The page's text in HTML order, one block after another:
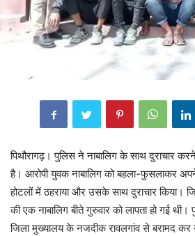
पिथौरागढ़। पुलिस ने नाबालिग के साथ दुराचार
है। आरोपी युवक नाबालिग को बहला-फुसलाकर
होटलों में ठहराया और उसके साथ दुराचार किया।
की एक नाबालिग बीते गुरुवार को लापता हो गई
जिला मुख्यालय के नजदीक रावलगांव से बरामद